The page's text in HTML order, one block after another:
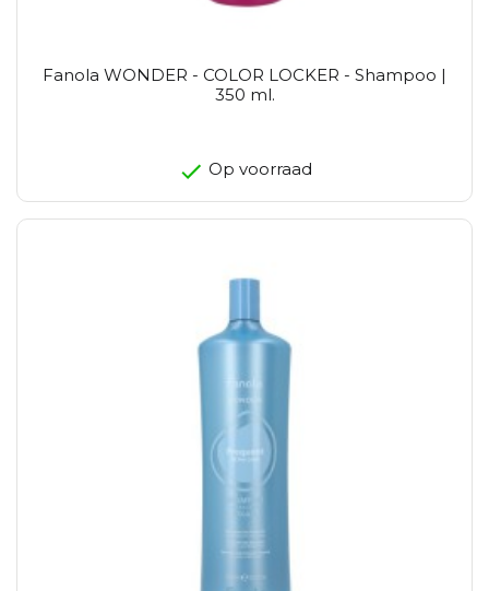
Fanola WONDER - COLOR LOCKER - Shampoo |
350 ml.
Op voorraad